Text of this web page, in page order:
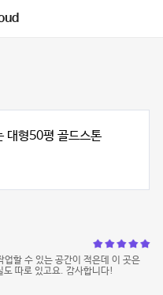
대형50평 골드스톤
할 수 있는 공간이 적은데 이 곳은
따로 있고요. 감사합니다!